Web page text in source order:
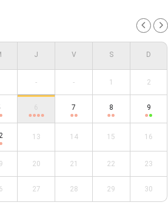
- - 1 2
6 7 8 9
13 14 15 16
20 21 22 23
27 28 29 30